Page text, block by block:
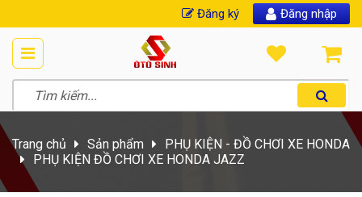
Đăng ký Đăng nhập
Trang chủ Sản phẩm
PHỤ KIỆN - ĐỒ CHƠI XE HONDA
PHỤ KIỆN ĐỒ CHƠI XE HONDA JAZZ